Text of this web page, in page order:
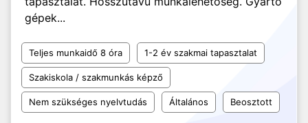
gépek...
Teljes munkaidő 8 óra 1-2 év szakmai tapasztalat
Szakiskola / szakmunkás képző
Nem szükséges nyelvtudás Általános Beosztott